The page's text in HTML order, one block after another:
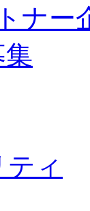
ナー
ィ